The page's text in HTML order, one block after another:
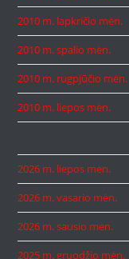
2010 m. lapkričio mėn.
2010 m. spalio mėn.
2010 m. rugpjūčio mėn.
2010 m. liepos mėn.
2026 m. liepos mėn.
2026 m. vasario mėn.
2026 m. sausio mėn.
2025 m. gruodžio mėn.